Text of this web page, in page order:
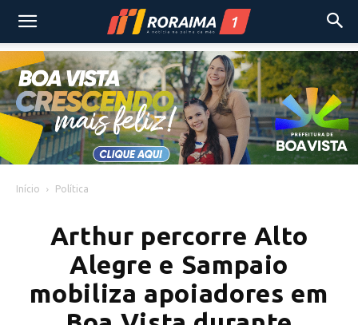
Início Política
Arthur percorre Alto
Alegre e Sampaio
mobiliza apoiadores em